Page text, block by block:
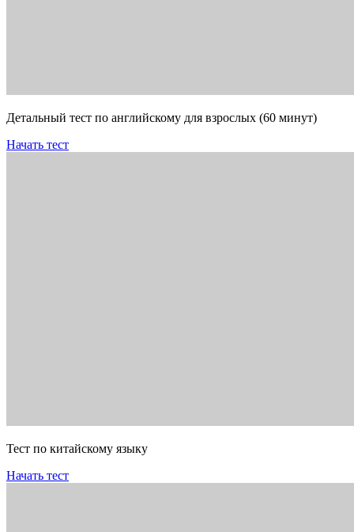
Детальный тест по английскому для взрослых (60 минут)
Начать тест
Тест по китайскому языку
Начать тест